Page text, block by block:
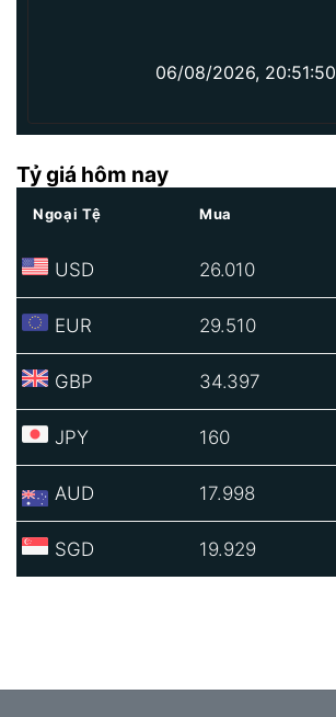
06/08/2026, 20:51:50
Tỷ giá hôm nay
Ngoại Tệ Mua
USD 26.010
EUR 29.510
GBP 34.397
JPY 160
AUD 17.998
SGD 19.929